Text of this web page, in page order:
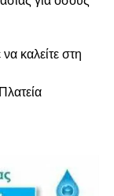
καλείτε στη